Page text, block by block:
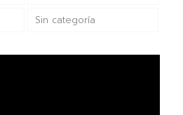
Sin categoría